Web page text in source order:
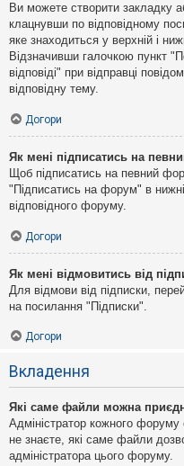
Ви можете створити закладку
клацнувши по відповідному
яке знаходиться у верхній і
Відзначивши галочкою пункт
відповіді" при відправці
відповідну тему.
Догори
Як мені підписатись на
Щоб підписатись на певний
"Підписатись на форум" в
відповідного форуму.
Догори
Як мені відмовитись від
Для відмови від підписки,
на посилання "Підписки".
Догори
Вкладення
Які саме файли можна
Адміністратор кожного
не знаєте, які саме файли
адміністратора цього форуму.